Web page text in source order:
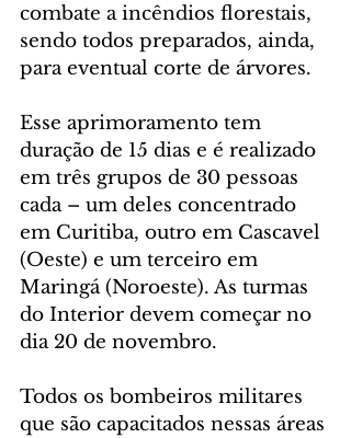
combate a incêndios florestais,
sendo todos preparados, ainda,
para eventual corte de árvores.
Esse aprimoramento tem
duração de 15 dias e é realizado
em três grupos de 30 pessoas
cada – um deles concentrado
em Curitiba, outro em Cascavel
(Oeste) e um terceiro em
Maringá (Noroeste). As turmas
do Interior devem começar no
dia 20 de novembro.
Todos os bombeiros militares
que são capacitados nessas áreas